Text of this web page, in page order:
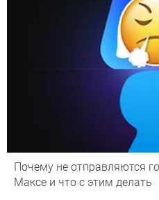
Почему не отправляются
Максе и что с этим делать